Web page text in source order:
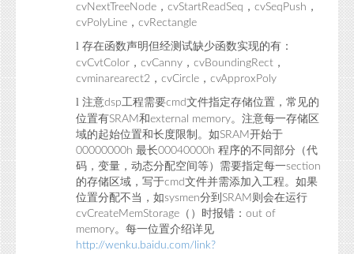
cvNextTreeNode ， cvStartReadSeq ， cvSeqPush ，
cvPolyLine ， cvRectangle
l 存在函数声明但经测试缺少函数实现的有：
cvCvtColor ， cvCanny ， cvBoundingRect ，
cvminarearect2 ， cvCircle ， cvApproxPoly
l 注意dsp工程需要cmd文件指定存储位置，常见的
位置有SRAM和external memory。注意每一存储区
域的起始位置和长度限制。如SRAM开始于
00000000h 最长00040000h 程序的不同部分（代
码，变量，动态分配空间等）需要指定每一section
的存储区域，写于cmd文件并需添加入工程。如果
位置分配不当，如sysmen分到 SRAM 则会在运行
cvCreateMemStorage （）时报错： out of
memory。每一位置介绍详见
http://wenku.baidu.com/link?